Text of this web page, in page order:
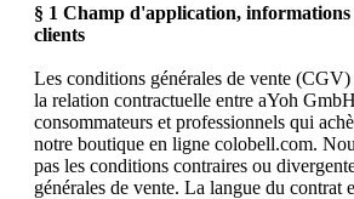
§ 1 Champ d'application, informations
clients
Les conditions générales de vente (CGV)
la relation contractuelle entre aYoh
consommateurs et professionnels qui
notre boutique en ligne colobell.com.
pas les conditions contraires ou
générales de vente. La langue du contrat